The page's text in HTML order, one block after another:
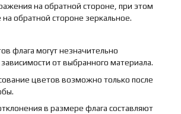
на обратной стороне, при этом
обратной стороне зеркальное.
флага могут незначительно
от выбранного материала.
цветов возможно только после
в размере флага составляют